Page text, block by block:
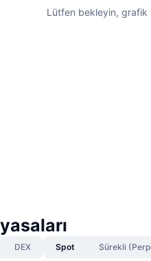
Lütfen bekleyin, grafik
DEX Spot Sürekli